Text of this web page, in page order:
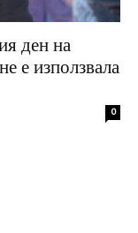
ден на
е използвала
0